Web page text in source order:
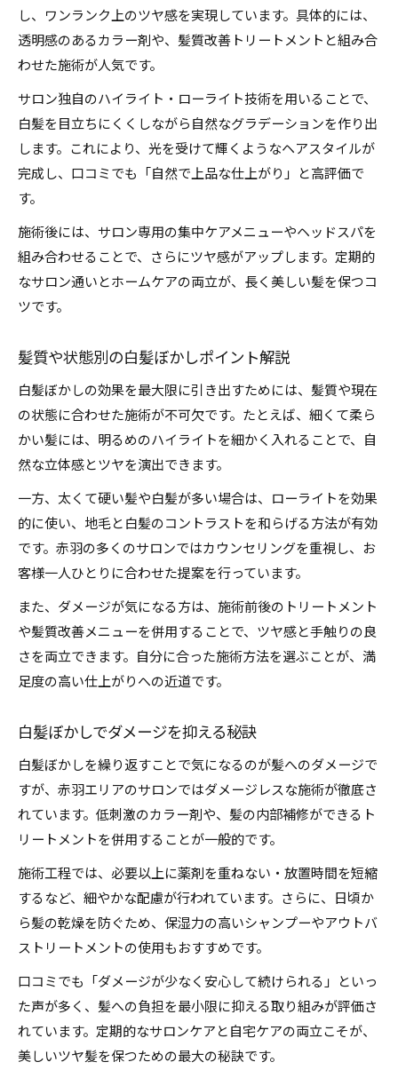
し、ワンランク上のツヤ感を実現しています。具体的には、
透明感のあるカラー剤や、髪質改善トリートメントと組み合
わせた施術が人気です。
サロン独自のハイライト・ローライト技術を用いることで、
白髪を目立ちにくくしながら自然なグラデーションを作り出
します。これにより、光を受けて輝くようなヘアスタイルが
完成し、口コミでも「自然で上品な仕上がり」と高評価で
す。
施術後には、サロン専用の集中ケアメニューやヘッドスパを
組み合わせることで、さらにツヤ感がアップします。定期的
なサロン通いとホームケアの両立が、長く美しい髪を保つコ
ツです。
髪質や状態別の白髪ぼかしポイント解説
白髪ぼかしの効果を最大限に引き出すためには、髪質や現在
の状態に合わせた施術が不可欠です。たとえば、細くて柔ら
かい髪には、明るめのハイライトを細かく入れることで、自
然な立体感とツヤを演出できます。
一方、太くて硬い髪や白髪が多い場合は、ローライトを効果
的に使い、地毛と白髪のコントラストを和らげる方法が有効
です。赤羽の多くのサロンではカウンセリングを重視し、お
客様一人ひとりに合わせた提案を行っています。
また、ダメージが気になる方は、施術前後のトリートメント
や髪質改善メニューを併用することで、ツヤ感と手触りの良
さを両立できます。自分に合った施術方法を選ぶことが、満
足度の高い仕上がりへの近道です。
白髪ぼかしでダメージを抑える秘訣
白髪ぼかしを繰り返すことで気になるのが髪へのダメージで
すが、赤羽エリアのサロンではダメージレスな施術が徹底さ
れています。低刺激のカラー剤や、髪の内部補修ができるト
リートメントを併用することが一般的です。
施術工程では、必要以上に薬剤を重ねない・放置時間を短縮
するなど、細やかな配慮が行われています。さらに、日頃か
ら髪の乾燥を防ぐため、保湿力の高いシャンプーやアウトバ
ストリートメントの使用もおすすめです。
口コミでも「ダメージが少なく安心して続けられる」といっ
た声が多く、髪への負担を最小限に抑える取り組みが評価さ
れています。定期的なサロンケアと自宅ケアの両立こそが、
美しいツヤ髪を保つための最大の秘訣です。